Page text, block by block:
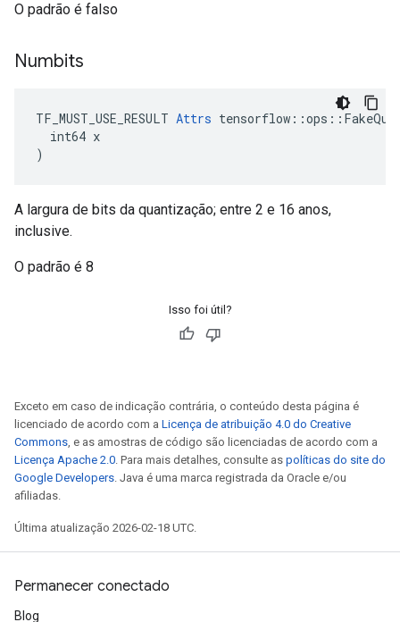
O padrão é falso
Numbits
TF_MUST_USE_RESULT Attrs
  int64 x
)
A largura de bits da quantização; entre 2 e 16 anos,
inclusive.
O padrão é 8
Isso foi útil?
Exceto em caso de indicação contrária, o conteúdo desta página é
licenciado de acordo com a Licença de atribuição 4.0 do Creative
Commons, e as amostras de código são licenciadas de acordo com a
Licença Apache 2.0. Para mais detalhes, consulte as políticas do site do
Google Developers. Java é uma marca registrada da Oracle e/ou
afiliadas.
Última atualização 2026-02-18 UTC.
Permanecer conectado
Blog